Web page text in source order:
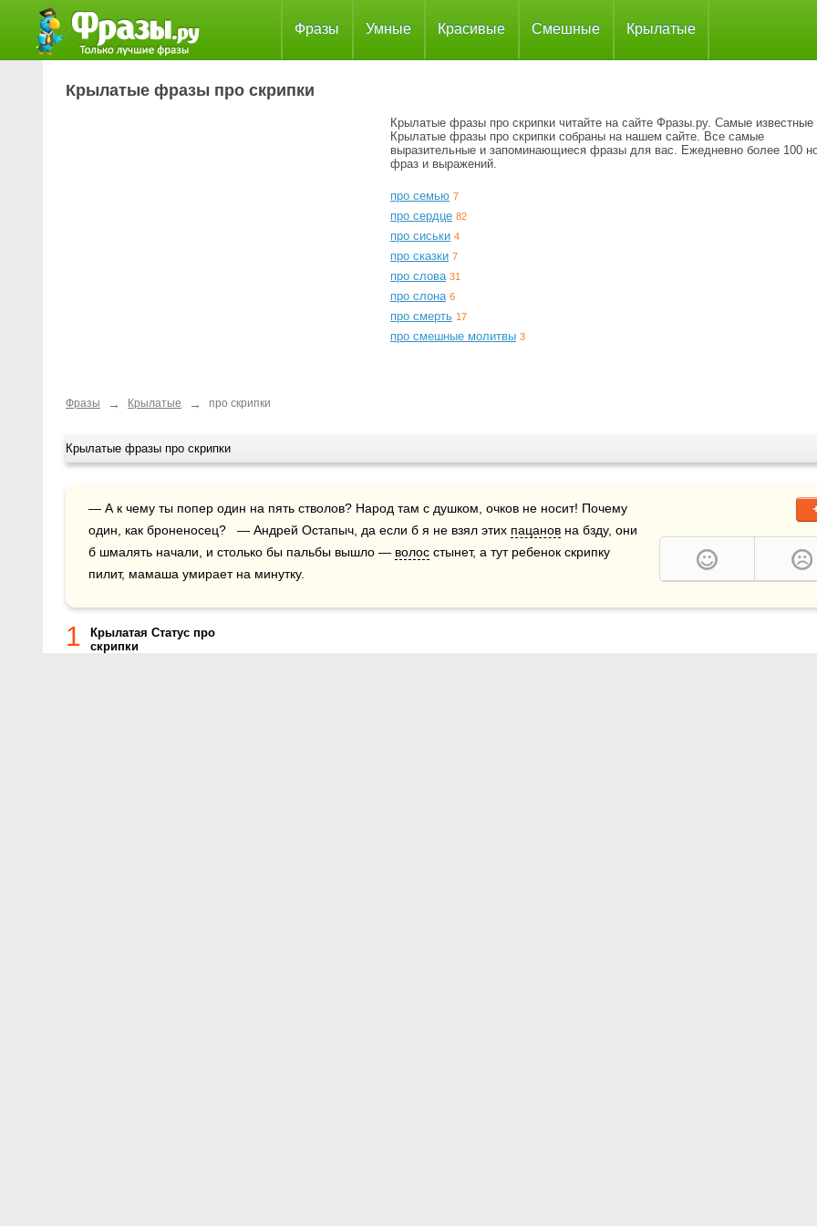
Фразы Умные Красивые Смешные Крылатые
Крылатые фразы про скрипки
Крылатые фразы про скрипки читайте на сайте Фразы.ру. Самые известные
Крылатые фразы про скрипки собраны на нашем сайте. Все самые
выразительные и запоминающиеся фразы для вас. Ежедневно более 100
фраз и выражений.
про семью 7
про сердце 82
про сиськи 4
про сказки 7
про слова 31
про слона 6
про смерть 17
про смешные молитвы 3
Фразы → Крылатые → про скрипки
Крылатые фразы про скрипки
— А к чему ты попер один на пять стволов? Народ там с душком, очков не носит! Почему
один, как броненосец?   — Андрей Остапыч, да если б я не взял этих пацанов на бзду, они
б шмалять начали, и столько бы пальбы вышло — волос стынет, а тут ребенок скрипку
пилит, мамаша умирает на минутку.
1
Крылатая Статус про
скрипки